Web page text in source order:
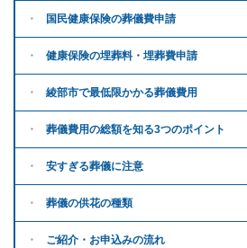
国民健康保険の葬儀費申請
健康保険の埋葬料・ 埋葬費申請
綾部市で最低限かかる葬儀費用
葬儀費用の総額を知る3つのポイント
安すぎる葬儀に注意
葬儀の供花の種類
ご紹介・ お申込みの流れ